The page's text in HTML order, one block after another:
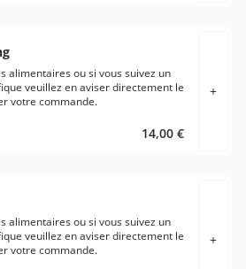
alimentaires ou si vous suivez un
veuillez en aviser directement le
votre commande.
14,00 €
+
alimentaires ou si vous suivez un
veuillez en aviser directement le
votre commande.
+